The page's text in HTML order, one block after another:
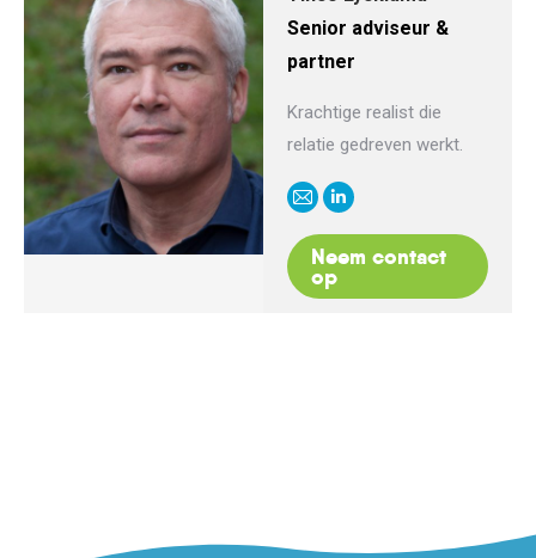
Senior adviseur &
partner
Krachtige realist die
relatie gedreven werkt.
E-
mail
Linkedin
Neem contact
op